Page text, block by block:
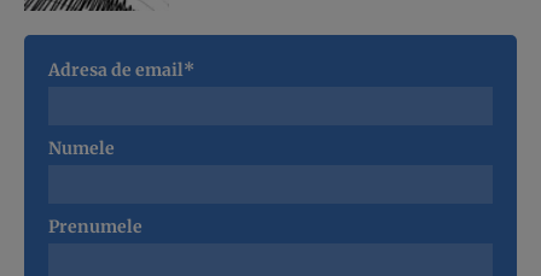
Adresa de email*
Numele
Prenumele